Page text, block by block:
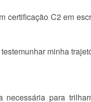
certificação C2 em
minha
para